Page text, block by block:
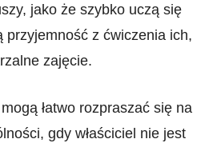
jako że szybko uczą się
przyjemność z ćwiczenia ich,
zajęcie.
łatwo rozpraszać się na
gdy właściciel nie jest